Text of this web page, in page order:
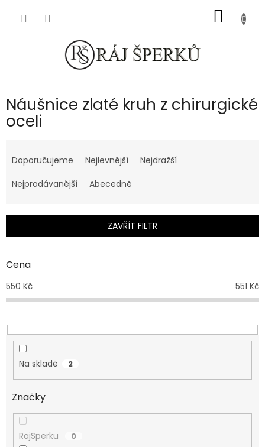
KOŠÍK
Náušnice zlaté kruh z chirurgické
oceli
a
e
í
r
d
k
t
Doporučujeme Nejlevnější
Nejdražší
Nejprodávanější
Abecedně
ZAVŘÍT FILTR
Cena
550 Kč 551 Kč
Na skladě 2
Značky
RajSperku 0